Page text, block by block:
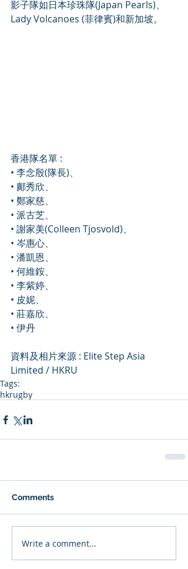
影子隊如日本珍珠隊(Japan Pearls)、
Lady Volcanoes (菲律賓)和新加坡。
香港隊名單 :
• 李念殷(隊長)、
• 鄺秀欣、
• 鄭家慈、
• 派古芝、
• 謝家美(Colleen Tjosvold)、
• 岑惠心、
• 潘凱恩、
• 何維銨、
• 李紫婷、
• 皮妮、
• 莊嘉欣、
• 伊丹
資料及相片來源 : Elite Step Asia
Limited / HKRU
Tags:
hkrugby
Comments
Write a comment...